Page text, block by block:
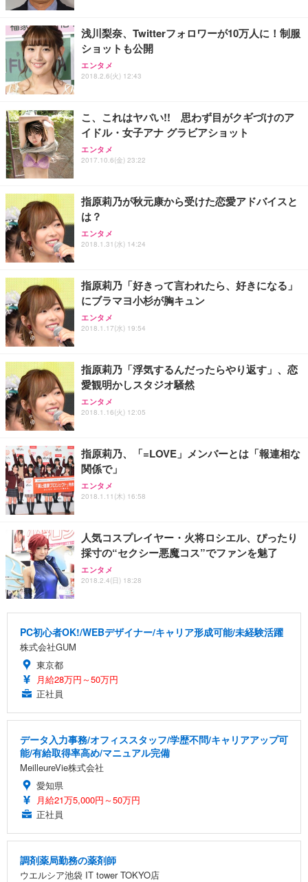
浅川梨奈、Twitterフォロワーが10万人に！制服
ショットも公開
エンタメ
2018.2.6(火) 12:43
こ、これはヤバい!! 思わず目がクギづけのア
イドル・女子アナ グラビアショット
エンタメ
2017.10.6(金) 23:22
指原莉乃が秋元康から受けた恋愛アドバイスと
は？
エンタメ
2018.1.31(水) 14:24
指原莉乃「好きって言われたら、好きになる」
にブラマヨ小杉が胸キュン
エンタメ
2018.1.17(水) 19:54
指原莉乃「浮気するんだったらやり返す」、恋
愛観明かしスタジオ騒然
エンタメ
2018.1.16(火) 12:05
指原莉乃、「=LOVE」メンバーとは「報連相な
関係で」
エンタメ
2018.1.11(木) 16:58
人気コスプレイヤー・火将ロシエル、ぴったり
採寸の“セクシー悪魔コス”でファンを魅了
エンタメ
2018.2.4(日) 18:28
PC初心者OK!/WEBデザイナー/キャリア形成可能/未経験活躍
株式会社GUM
東京都
月給28万円～50万円
正社員
データ入力事務/オフィススタッフ/学歴不問/キャリアアップ可
能/有給取得率高め/マニュアル完備
MeilleureVie株式会社
愛知県
月給21万5,000円～50万円
正社員
調剤薬局勤務の薬剤師
ウエルシア池袋 IT tower TOKYO店